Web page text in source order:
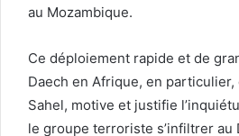
au Mozambique.
Ce déploiement rapide et de
Daech en Afrique, en particulier,
Sahel, motive et justifie
le groupe terroriste s’infiltrer au